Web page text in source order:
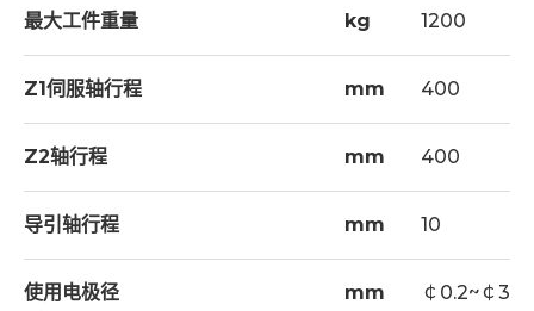
最大工件重量 kg 1200
Z1伺服轴行程 mm 400
Z2轴行程 mm 400
导引轴行程 mm 10
使用电极径 mm ￠0.2~￠3.0
Capable to read DXF file from AUTOCAD and
transform to NC program directly.
working program. Without further amendment
it can begin to work from start point of wire cut
program.
护罩(后) - 1
过滤网(水) - 1
风管(橙色)